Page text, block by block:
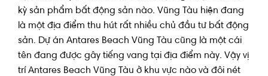
kỳ sản phẩm bất động sản nào. Vũng Tàu hiện đang
là một địa điểm thu hút rất nhiều chủ đầu tư bất động
sản. Dự án Antares Beach Vũng Tàu cũng là một cái
tên đang được gây tiếng vang tại địa điểm này. Vậy vị
trí Antares Beach Vũng Tàu ở khu vực nào và đôi nét